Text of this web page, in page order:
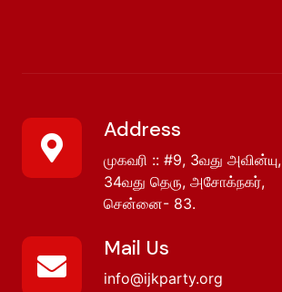
Address
முகவரி :: #9, 3வது அவின்யு,
34வது தெரு, அசோக்நகர்,
சென்னை- 83.
Mail Us
info@ijkparty.org